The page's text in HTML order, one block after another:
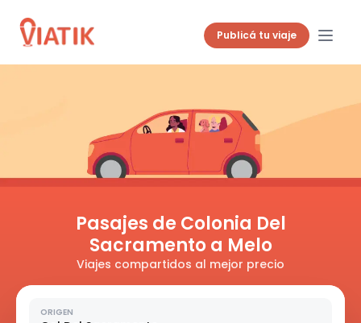
Publicá tu viaje
Pasajes de Colonia Del
Sacramento a Melo
Viajes compartidos al mejor precio
ORIGEN